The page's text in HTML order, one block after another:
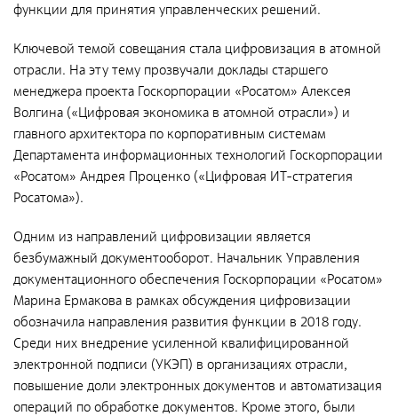
функции для принятия управленческих решений.
Ключевой темой совещания стала цифровизация в атомной
отрасли. На эту тему прозвучали доклады старшего
менеджера проекта Госкорпорации «Росатом» Алексея
Волгина («Цифровая экономика в атомной отрасли») и
главного архитектора по корпоративным системам
Департамента информационных технологий Госкорпорации
«Росатом» Андрея Проценко («Цифровая ИТ-стратегия
Росатома»).
Одним из направлений цифровизации является
безбумажный документооборот. Начальник Управления
документационного обеспечения Госкорпорации «Росатом»
Марина Ермакова в рамках обсуждения цифровизации
обозначила направления развития функции в 2018 году.
Среди них внедрение усиленной квалифицированной
электронной подписи (УКЭП) в организациях отрасли,
повышение доли электронных документов и автоматизация
операций по обработке документов. Кроме этого, были
Политика в области качества
Совет молодых работников
Из опыта зарубежных коллег
Международное сотрудничество
Устойчивое развитие
Поставщикам
Объявления
Экология
Экологическая политика ФГУП «РАДОН»
Общественные обсуждения
Документы и отчеты по экологической безопасности
Окончательные материалы оценки воздействия на
окружающую среду